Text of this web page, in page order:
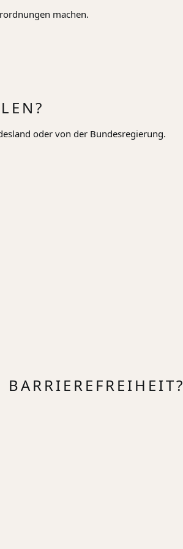
machen.
oder von der Bundesregierung.